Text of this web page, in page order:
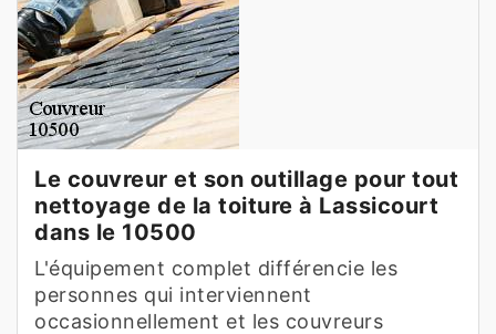
Le couvreur et son outillage pour tout
nettoyage de la toiture à Lassicourt
dans le 10500
L'équipement complet différencie les
personnes qui interviennent
occasionnellement et les couvreurs